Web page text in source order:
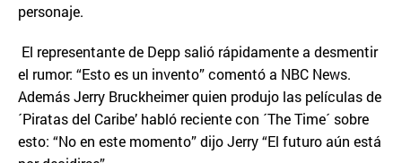
personaje.
El representante de Depp salió rápidamente a desmentir
el rumor: “Esto es un invento” comentó a NBC News.
Además Jerry Bruckheimer quien produjo las películas de
´Piratas del Caribe’ habló reciente con ´The Time´ sobre
esto: “No en este momento” dijo Jerry “El futuro aún está